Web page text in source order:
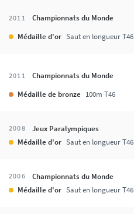
2011 Championnats du Monde
Médaille d'or Saut en longueur T46
2011 Championnats du Monde
Médaille de bronze 100m T46
2008 Jeux Paralympiques
Médaille d'or Saut en longueur T46
2006 Championnats du Monde
Médaille d'or Saut en longueur T46